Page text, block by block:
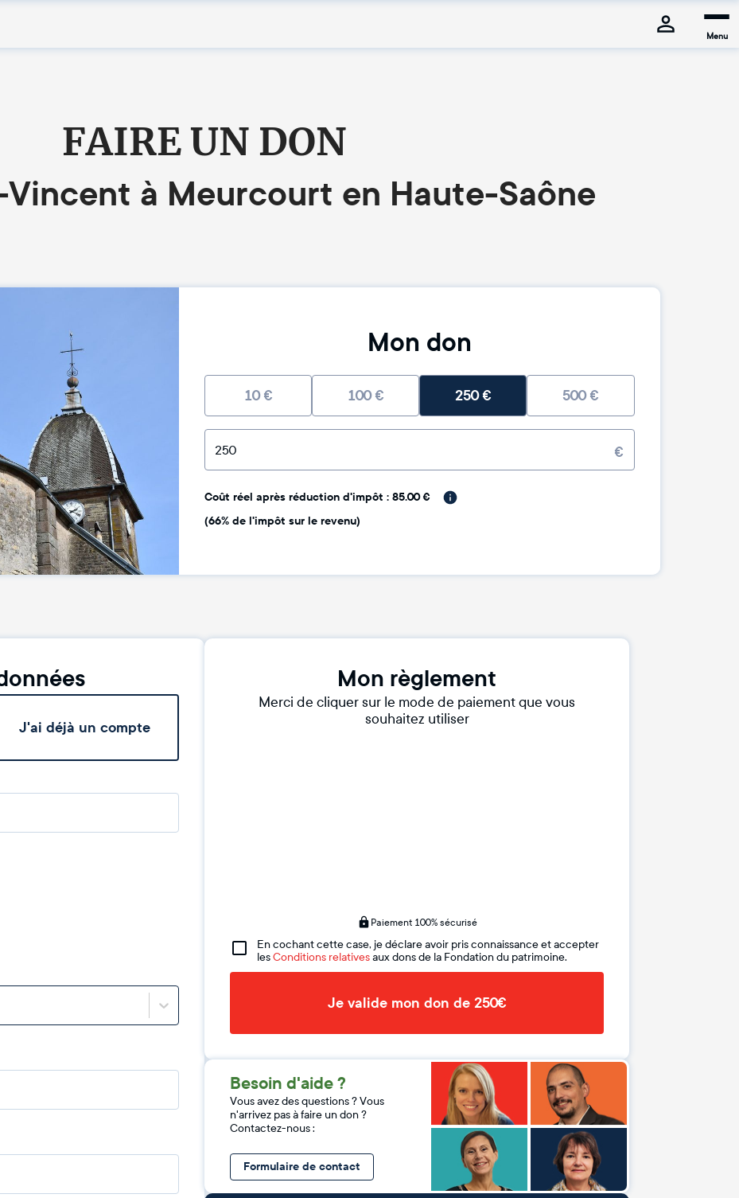
Menu
FAIRE UN DON
Vincent à Meurcourt en Haute-Saône
Mon don
10€ 100€ 250€ 500€
€
Coût réel après réduction d'impôt : 85.00 €
(66% de l'impôt sur le revenu)
J'ai déjà un compte
Mon règlement
Merci de cliquer sur le mode de paiement que vous
souhaitez utiliser
Paiement 100% sécurisé
En cochant cette case, je déclare avoir pris connaissance et accepter
lesConditions relativesaux dons de la Fondation du patrimoine.
Je valide mon don de 250€
Besoin d'aide ?
Vous avez des questions ? Vous
n'arrivez pas à faire un don ?
Contactez-nous :
Formulaire de contact